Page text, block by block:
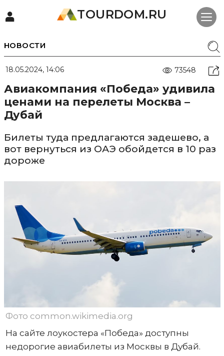
TOURDOM.RU
НОВОСТИ
18.05.2024, 14:06 73548
Авиакомпания «Победа» удивила
ценами на перелеты Москва –
Дубай
Билеты туда предлагаются задешево, а
вот вернуться из ОАЭ обойдется в 10 раз
дороже
Фото common.wikimedia.org
На сайте лоукостера «Победа» доступны
недорогие авиабилеты из Москвы в Дубай.